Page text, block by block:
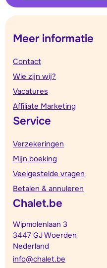
Meer informatie
Contact
Wie zijn wij?
Vacatures
Affiliate Marketing
Service
Verzekeringen
Mijn boeking
Veelgestelde vragen
Betalen & annuleren
Chalet.be
Wipmolenlaan 3
3447 GJ Woerden
Nederland
info@chalet.be